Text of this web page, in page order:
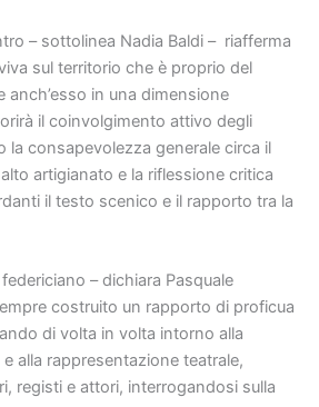
– sottolinea Nadia Baldi – riafferma
sul territorio che è proprio del
anch’esso in una dimensione
il coinvolgimento attivo degli
la consapevolezza generale circa il
artigianato e la riflessione critica
il testo scenico e il rapporto tra la
federiciano – dichiara Pasquale
costruito un rapporto di proficua
di volta in volta intorno alla
alla rappresentazione teatrale,
registi e attori, interrogandosi sulla